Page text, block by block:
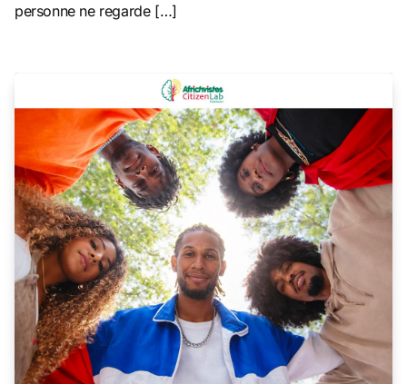
personne ne regarde […]